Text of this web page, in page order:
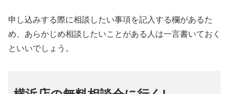
申し込みする際に相談したい事項を記入する欄があるた
め、あらかじめ相談したいことがある人は一言書いておく
といいでしょう。